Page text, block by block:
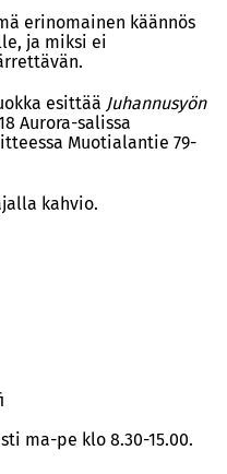
erinomainen käännös
ja miksi ei
esittää Juhannusyön
Aurora-salissa
Muotialantie 79-
kahvio.
ma-pe klo 8.30-15.00.